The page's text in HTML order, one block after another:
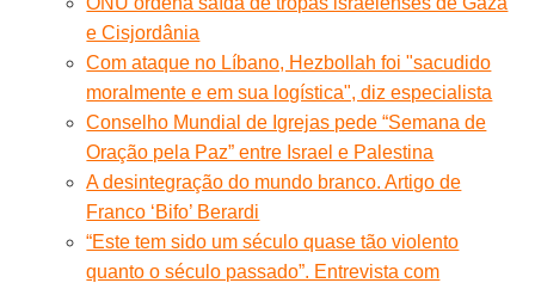
e Cisjordânia
Com ataque no Líbano, Hezbollah foi "sacudido
moralmente e em sua logística", diz especialista
Conselho Mundial de Igrejas pede “Semana de
Oração pela Paz” entre Israel e Palestina
A desintegração do mundo branco. Artigo de
Franco ‘Bifo’ Berardi
“Este tem sido um século quase tão violento
quanto o século passado”. Entrevista com